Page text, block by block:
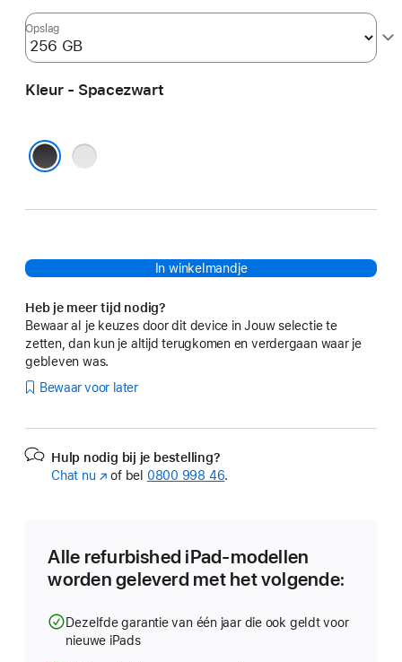
Opslag
Kleur - Spacezwart
Zilver
In winkelmandje
Heb je meer tijd nodig?
Bewaar al je keuzes door dit device in Jouw selectie te
zetten, dan kun je altijd terugkomen en verdergaan waar je
gebleven was.
Bewaar voor later
Hulp nodig bij je bestelling?
Chat nu (Wordt
geopend)
of bel 0800 998 46.
Alle refurbished iPad-modellen
worden geleverd met het volgende:
Dezelfde garantie van één jaar die ook geldt voor
nieuwe iPads